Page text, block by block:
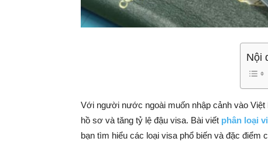
Nội
Với người nước ngoài muốn nhập cảnh vào
hồ sơ và tăng tỷ lệ đậu visa. Bài viết phân loại
bạn tìm hiểu các loại visa phổ biến và đặc điểm